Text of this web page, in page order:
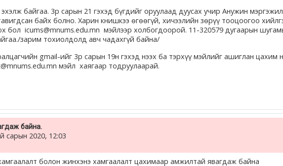
байгаа. 3р сарын 21 гэхэд бүгдийг оруулаад дуусах учир Анужин
байх болно. Харин книшкээ өгөөгүй, хичээлийн зөрүү тооцоогоо
бол icums@mnums.edu.mn мэйлээр холбогдоорой. 11-320579 дугаарын
зарим тохиолдолд авч чадахгүй байна/
gmail-ийг 3р сарын 19н гэхэд нээх ба тэрхүү мэйлийг ашиглан цахим
мэйл хаягаар тодруулаарай.
байна.
сарын 2020, 12:03
болон жинхэнэ хамгаалалт цахимаар амжилтай явагдаж байна